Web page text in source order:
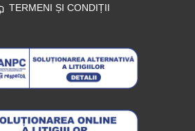
TERMENI ȘI CONDIȚII